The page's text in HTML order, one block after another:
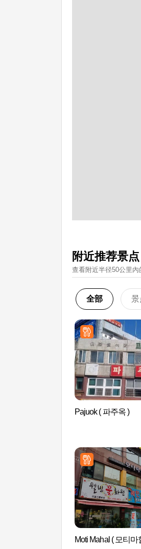
附近推荐景点
查看附近半径50公里
全部 景
Pajuok ( 파주옥 )
Moti Mahal ( 모티마